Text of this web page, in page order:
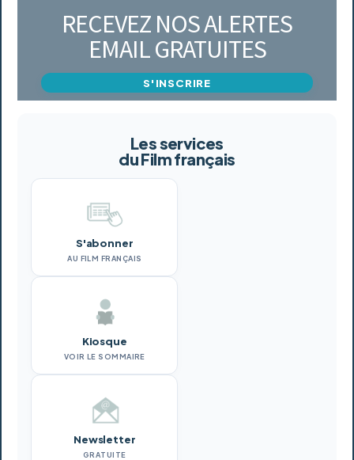
RECEVEZ NOS ALERTES
EMAIL GRATUITES
S'INSCRIRE
Les services
du Film français
S'abonner
AU FILM FRANÇAIS
Kiosque
VOIR LE SOMMAIRE
Newsletter
GRATUITE